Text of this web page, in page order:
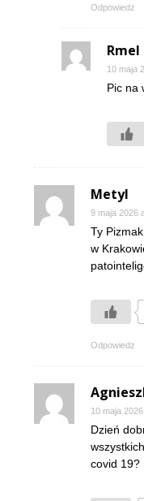
Odpowiedz
Rmel
10 maja
Pic na
Metyl
9 maja 2026
Ty
w
Odpowiedz
10 maja
Dzień
covid 19?